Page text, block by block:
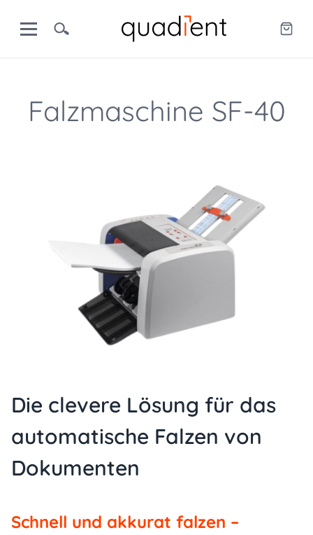
Falzmaschine SF-40
Die clevere Lösung für das
automatische Falzen von
Dokumenten
Schnell und akkurat falzen –